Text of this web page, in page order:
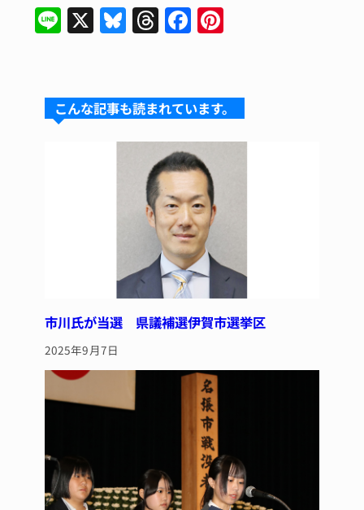
Li
n
X Bl
u
s
k
y
T
hr
a
d
s
F
a
e
b
o
o
k
re
st
こんな記事も読まれています。
市川氏が当選 県議補選伊賀市選挙区
2025年9月7日